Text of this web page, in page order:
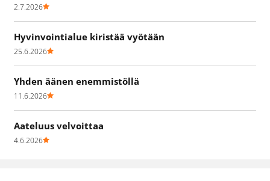
2.7.2026
Hyvinvointialue kiristää vyötään
25.6.2026
Yhden äänen enemmistöllä
11.6.2026
Aateluus velvoittaa
4.6.2026